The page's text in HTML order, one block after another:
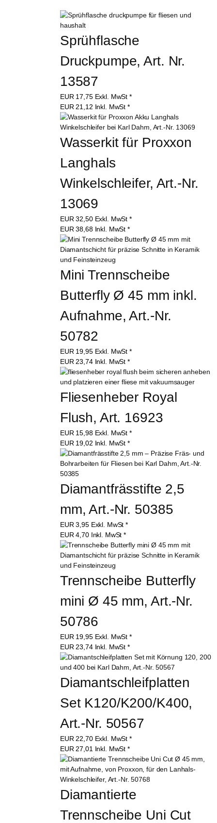
Sprühflasche
Druckpumpe, Art. Nr.
13587
EUR 17,75 Exkl. MwSt *
EUR 21,12 Inkl. MwSt *
Wasserkit für Proxxon
Langhals
Winkelschleifer, Art.-Nr.
13069
EUR32,50 Exkl. MwSt *
EUR38,68 Inkl. MwSt *
Mini Trennscheibe
Butterfly Ø 45 mm inkl.
Aufnahme, Art.-Nr.
50782
EUR 19,95 Exkl. MwSt *
EUR 23,74 Inkl. MwSt *
Fliesenheber Royal
Flush, Art. 16923
EUR 15,98 Exkl. MwSt *
EUR 19,02 Inkl. MwSt *
Diamantfrässtifte 2,5
mm, Art.-Nr. 50385
EUR3,95 Exkl. MwSt *
EUR4,70 Inkl. MwSt *
Trennscheibe Butterfly
mini Ø 45 mm, Art.-Nr.
50786
EUR 19,95 Exkl. MwSt *
EUR 23,74 Inkl. MwSt *
Diamantschleifplatten
Set K120/K200/K400,
Art.-Nr. 50567
EUR 22,70 Exkl. MwSt *
EUR 27,01 Inkl. MwSt *
Diamantierte
Trennscheibe Uni Cut